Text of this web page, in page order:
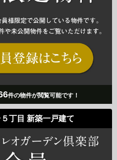
件の物件が閲覧可能です！
丁目 新築一戸建て